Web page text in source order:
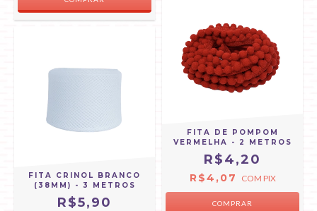
FITA CRINOL BRANCO
(38MM) - 3 METROS
R$5,90
FITA DE POMPOM
VERMELHA - 2 METROS
R$4,20
R$4,07 COM PIX